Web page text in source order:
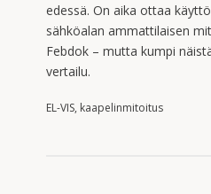
edessä. On aika ottaa
sähköalan ammattilaisen
Febdok – mutta kumpi
vertailu.
EL-VIS, kaapelinmitoitus